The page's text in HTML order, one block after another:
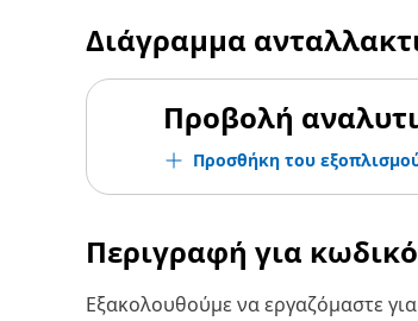
Διάγραμμα
Προβολή
Προσθήκη του
Περιγραφή για
Εξακολουθούμε να εργαζόμαστε